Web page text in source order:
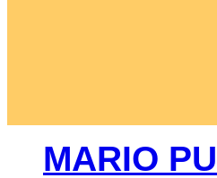
MARIO